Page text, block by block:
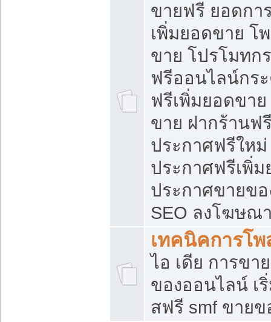
ขายฟรี ยอดกา
เพิ่มยอดขาย โ
ขาย โปรโมทก
ฟรีออนไลน์กร
ฟรีเพิ่มยอดขา
ขาย ฝากร้านฟ
ประกาศฟรีใหม่
ประกาศฟรีเพิ่
ประกาศขายข
SEO ลงโฆษณ
เทคนิคการโ
ไอ เดีย การขา
ของออนไลน์ เ
สฟรี smf ขาย